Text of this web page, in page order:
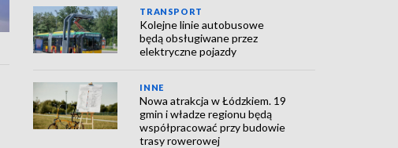
TRANSPORT
Kolejne linie autobusowe
będą obsługiwane przez
elektryczne pojazdy
INNE
Nowa atrakcja w Łódzkiem. 19
gmin i władze regionu będą
współpracować przy budowie
trasy rowerowej